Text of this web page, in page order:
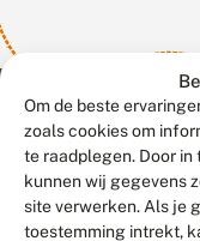
Om de beste
zoals cookies om
te raadplegen. Door
kunnen wij gegevens
site verwerken. Als je
toestemming intrekt,
Meld
©
Duurzaam